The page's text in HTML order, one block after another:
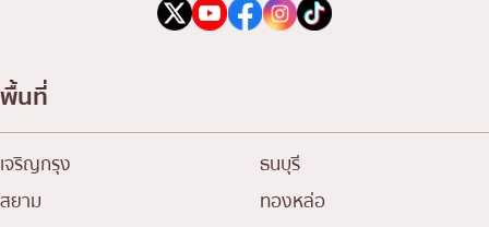
พื้นที่
เจริญกรุง
ธนบุรี
สยาม
ทองหล่อ